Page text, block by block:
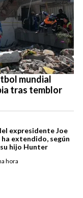
mundial
tras temblor
expresidente Joe
ha extendido, según
hijo Hunter
hora